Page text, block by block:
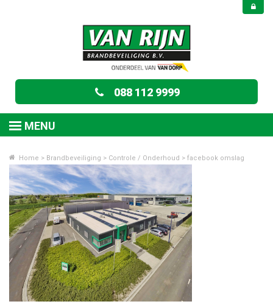
088 112 9999
MENU
Home > Brandbeveiliging > Controle / Onderhoud > facebook omslag